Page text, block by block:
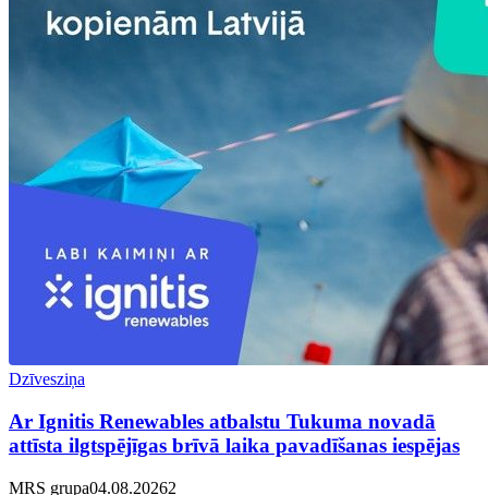
Dzīvesziņa
Ar Ignitis Renewables atbalstu Tukuma novadā
attīsta ilgtspējīgas brīvā laika pavadīšanas iespējas
MRS grupa04.08.20262